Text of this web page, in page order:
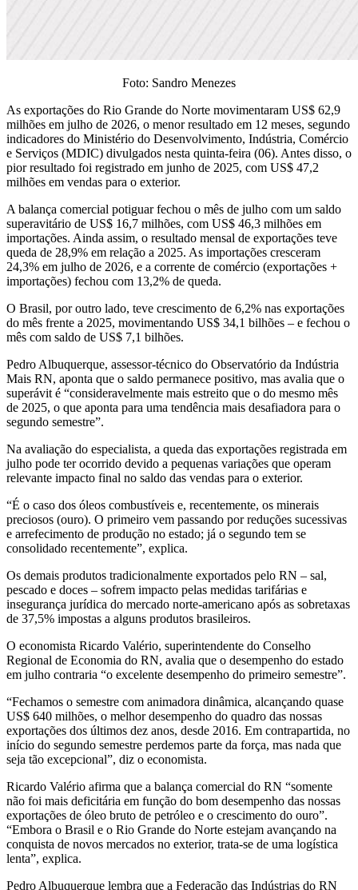
Foto: Sandro Menezes
As exportações do Rio Grande do Norte movimentaram US$ 62,9
milhões em julho de 2026, o menor resultado em 12 meses, segundo
indicadores do Ministério do Desenvolvimento, Indústria, Comércio
e Serviços (MDIC) divulgados nesta quinta-feira (06). Antes disso, o
pior resultado foi registrado em junho de 2025, com US$ 47,2
milhões em vendas para o exterior.
A balança comercial potiguar fechou o mês de julho com um saldo
superavitário de US$ 16,7 milhões, com US$ 46,3 milhões em
importações. Ainda assim, o resultado mensal de exportações teve
queda de 28,9% em relação a 2025. As importações cresceram
24,3% em julho de 2026, e a corrente de comércio (exportações +
importações) fechou com 13,2% de queda.
O Brasil, por outro lado, teve crescimento de 6,2% nas exportações
do mês frente a 2025, movimentando US$ 34,1 bilhões – e fechou o
mês com saldo de US$ 7,1 bilhões.
Pedro Albuquerque, assessor-técnico do Observatório da Indústria
Mais RN, aponta que o saldo permanece positivo, mas avalia que o
superávit é “consideravelmente mais estreito que o do mesmo mês
de 2025, o que aponta para uma tendência mais desafiadora para o
segundo semestre”.
Na avaliação do especialista, a queda das exportações registrada em
julho pode ter ocorrido devido a pequenas variações que operam
relevante impacto final no saldo das vendas para o exterior.
“É o caso dos óleos combustíveis e, recentemente, os minerais
preciosos (ouro). O primeiro vem passando por reduções sucessivas
e arrefecimento de produção no estado; já o segundo tem se
consolidado recentemente”, explica.
Os demais produtos tradicionalmente exportados pelo RN – sal,
pescado e doces – sofrem impacto pelas medidas tarifárias e
insegurança jurídica do mercado norte-americano após as sobretaxas
de 37,5% impostas a alguns produtos brasileiros.
O economista Ricardo Valério, superintendente do Conselho
Regional de Economia do RN, avalia que o desempenho do estado
em julho contraria “o excelente desempenho do primeiro semestre”.
“Fechamos o semestre com animadora dinâmica, alcançando quase
US$ 640 milhões, o melhor desempenho do quadro das nossas
exportações dos últimos dez anos, desde 2016. Em contrapartida, no
início do segundo semestre perdemos parte da força, mas nada que
seja tão excepcional”, diz o economista.
Ricardo Valério afirma que a balança comercial do RN “somente
não foi mais deficitária em função do bom desempenho das nossas
exportações de óleo bruto de petróleo e o crescimento do ouro”.
“Embora o Brasil e o Rio Grande do Norte estejam avançando na
conquista de novos mercados no exterior, trata-se de uma logística
lenta”, explica.
Pedro Albuquerque lembra que a Federação das Indústrias do RN